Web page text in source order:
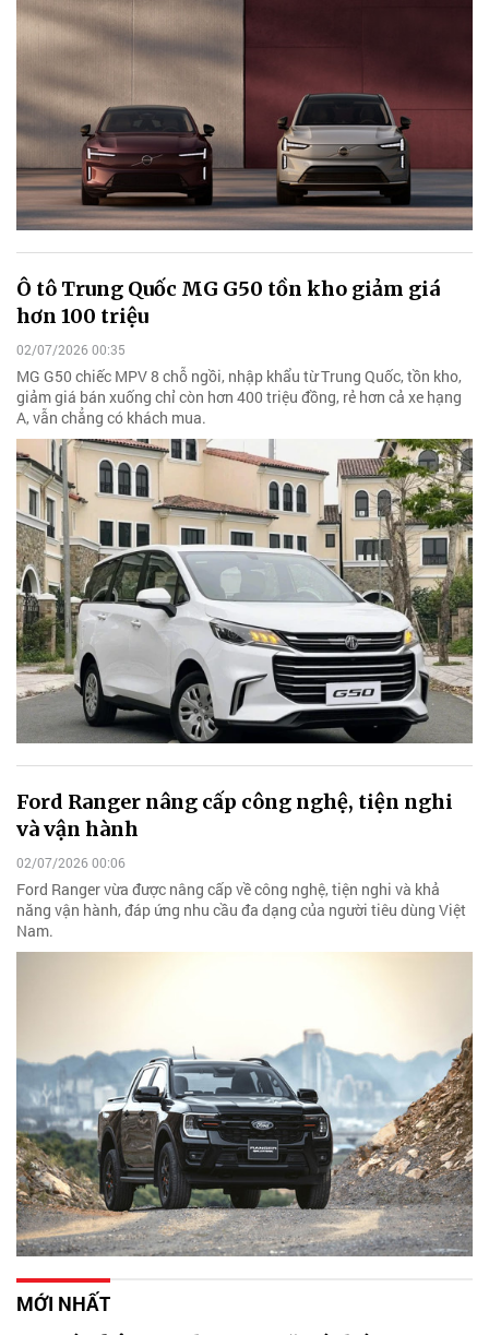
Ô tô Trung Quốc MG G50 tồn kho giảm giá
hơn 100 triệu
02/07/2026 00:35
MG G50 chiếc MPV 8 chỗ ngồi, nhập khẩu từ Trung Quốc, tồn kho,
giảm giá bán xuống chỉ còn hơn 400 triệu đồng, rẻ hơn cả xe hạng
A, vẫn chẳng có khách mua.
Ford Ranger nâng cấp công nghệ, tiện nghi
và vận hành
02/07/2026 00:06
Ford Ranger vừa được nâng cấp về công nghệ, tiện nghi và khả
năng vận hành, đáp ứng nhu cầu đa dạng của người tiêu dùng Việt
Nam.
MỚI NHẤT